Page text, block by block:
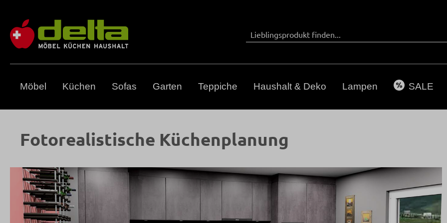
Möbel Küchen Sofas Garten Teppiche Haushalt & Deko Lampen SALE
Fotorealistische Küchenplanung